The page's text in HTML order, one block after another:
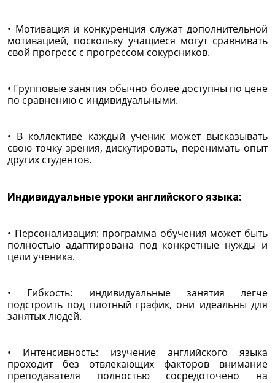
• Мотивация и конкуренция служат дополнительной
мотивацией, поскольку учащиеся могут сравнивать
свой прогресс с прогрессом сокурсников.
• Групповые занятия обычно более доступны по цене
по сравнению с индивидуальными.
• В коллективе каждый ученик может высказывать
свою точку зрения, дискутировать, перенимать опыт
других студентов.
Индивидуальные уроки английского языка:
• Персонализация: программа обучения может быть
полностью адаптирована под конкретные нужды и
цели ученика.
• Гибкость: индивидуальные занятия легче
подстроить под плотный график, они идеальны для
занятых людей.
• Интенсивность: изучение английского языка
проходит без отвлекающих факторов внимание
преподавателя полностью сосредоточено на